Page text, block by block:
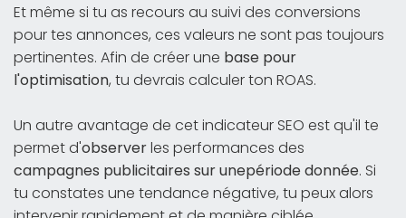
Et même si tu as recours au suivi des conversions
pour tes annonces, ces valeurs ne sont pas toujours
pertinentes. Afin de créer une base pour
l'optimisation, tu devrais calculer ton ROAS.
Un autre avantage de cet indicateur SEO est qu'il te
permet d'observerles performances des
campagnes publicitaires sur unepériodedonnée. Si
tu constates une tendance négative, tu peux alors